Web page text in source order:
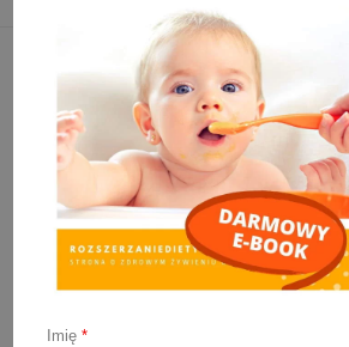
Imię*